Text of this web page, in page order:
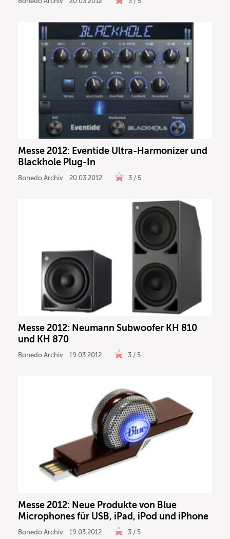
Messe 2012: Eventide Ultra-Harmonizer und
Blackhole Plug-In
Bonedo Archiv 20.03.2012 3 / 5
Messe 2012: Neumann Subwoofer KH 810
und KH 870
Bonedo Archiv 19.03.2012 3 / 5
Messe 2012: Neue Produkte von Blue
Microphones für USB, iPad, iPod und iPhone
Bonedo Archiv 19.03.2012 3 / 5